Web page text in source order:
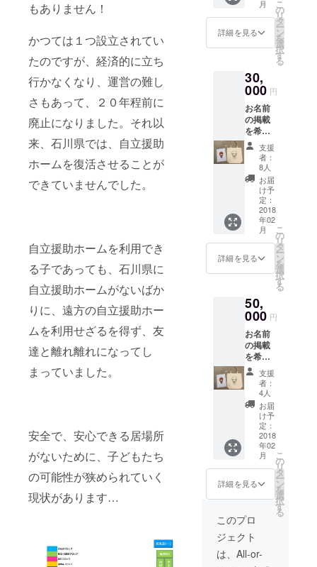
もありません！
かつては１つ設立されてい
たのですが、経済的に立ち
行かなくなり、運営の難し
さもあって、２０年程前に
廃止になりました。それ以
来、石川県では、自立援助
ホームを復活させることが
できていませんでした。
自立援助ホームを利用でき
る子であっても、石川県に
自立援助ホームがないばか
りに、遠方の自立援助ホー
ムを利用せざるを得ず、友
達と離れ離れになってし
まっていました。
安全で、安心できる居場所
がないために、子どもたち
の可能性が狭められていく
現状があります…
てくだ
さい！
チは、
１点＝
２個
セット
となり
缶バッ
チの背
景カ
ラーは
４色
（ホワ
イト・
ピン
ク・ブ
ルー・
グリー
ン）あ
りま
す。 ど
の２色
が届く
かはお
スレ
ター
『シェ
きらり
通信
SALUT
！（サ
リュ！
）』を
毎年定
期的に
発行
し、お
送りし
ます。
シェき
らりの
見守っ
さい！
月
詳細を見る
こ
の
リ
タ
ー
ン
を
選
択
す
る
30,
000 円
お名前
の掲載
を希望
されな
い方
は、そ
の旨を
お知ら
せくだ
さい。
缶バッ
チは、
１点＝
２個
セット
となり
缶バッ
チの背
景カ
ラーは
４色
（ホワ
イト・
ピン
ク・ブ
ルー・
グリー
ン）あ
りま
す。ど
の２色
が届く
かはお
ニュー
スレ
ター
『シェ
きらり
支援
者：
8人
お届
け予
定：
2018
年02
月
詳細を見る
こ
の
リ
タ
ー
ン
を
選
択
す
る
50,
000 円
お名前
の掲載
を希望
されな
い方
は、そ
の旨を
お知ら
せくだ
さい。
缶バッ
チは、
１点＝
２個
セット
となり
ます。
缶バッ
チの背
景カ
ラーは
支援
者：
4人
お届
け予
定：
2018
年02
月
詳細を見る
こ
の
リ
タ
ー
ン
を
選
択
す
る
このプロ
ジェクト
は、All-or-